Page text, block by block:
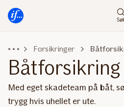
innhold
Forsikringer
Båtforsikring
Med eget skadeteam på båt,
trygg hvis uhellet er ute.